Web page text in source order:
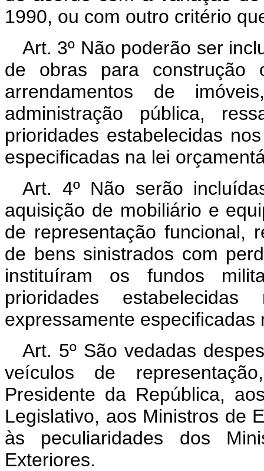
1990, ou com outro critério
Art. 3º Não poderão ser
de obras para construção
arrendamentos de
administração pública,
prioridades estabelecidas
especificadas na lei
Art. 4º Não serão
aquisição de mobiliário e
de representação funcional,
de bens sinistrados com
instituíram os fundos
prioridades
expressamente especificadas
Art. 5º São vedadas
veículos de
Presidente da República,
Legislativo, aos Ministros de
às peculiaridades dos
Exteriores.